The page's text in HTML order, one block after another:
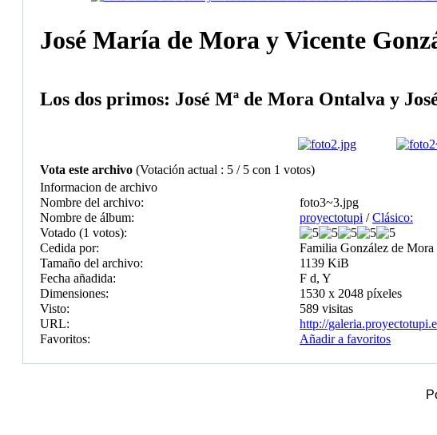
José María de Mora y Vicente
Los dos primos: José Mª de Mora Ontalva y
Vota este archivo (Votación actual : 5 / 5 con 1 votos)
Informacion de archivo
Nombre del archivo:
foto3~3.jpg
Nombre de álbum:
proyectotupi /Clásico:
Votado (1 votos):
Cedida por:
Familia González de Mora
Tamaño del archivo:
1139 KiB
Fecha añadida:
F d, Y
Dimensiones:
1530 x 2048 píxeles
Visto:
589 visitas
URL:
http://
Favoritos:
Añadir a favoritos